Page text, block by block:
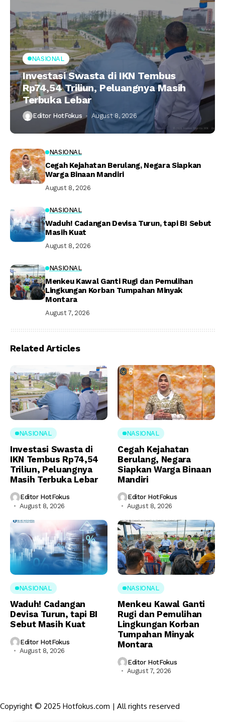
NASIONAL
Investasi Swasta di IKN Tembus
Rp74,54 Triliun, Peluangnya Masih
Terbuka Lebar
Editor HotFokus August 8, 2026
NASIONAL
Cegah Kejahatan Berulang, Negara Siapkan
Warga Binaan Mandiri
August 8, 2026
NASIONAL
Waduh! Cadangan Devisa Turun, tapi BI Sebut
Masih Kuat
August 8, 2026
NASIONAL
Menkeu Kawal Ganti Rugi dan Pemulihan
Lingkungan Korban Tumpahan Minyak
Montara
August 7, 2026
Related Articles
NASIONAL
Investasi Swasta di
IKN Tembus Rp74,54
Triliun, Peluangnya
Masih Terbuka Lebar
Editor HotFokus
August 8, 2026
NASIONAL
Cegah Kejahatan
Berulang, Negara
Siapkan Warga Binaan
Mandiri
Editor HotFokus
August 8, 2026
NASIONAL
Waduh! Cadangan
Devisa Turun, tapi BI
Sebut Masih Kuat
Editor HotFokus
August 8, 2026
NASIONAL
Menkeu Kawal Ganti
Rugi dan Pemulihan
Lingkungan Korban
Tumpahan Minyak
Montara
Editor HotFokus
August 7, 2026
Copyright © 2025 Hotfokus.com | All rights reserved